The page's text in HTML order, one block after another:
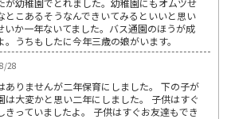
とこあるそうなんできいてみるといいと思い
いか一年ないてました。バス通園のほうが成
うちもしたに今年三歳の娘がいます。
28
ありませんが二年保育にしました。 下の子が
は大変かと思い二年にしました。 子供はすぐ
きっていましたよ。 子供はすぐお友達もでき